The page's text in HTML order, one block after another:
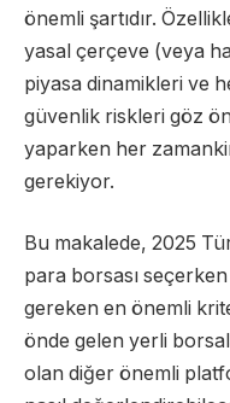
önemli şartıdır.
yasal çerçeve (veya
piyasa dinamikleri ve
güvenlik riskleri göz
yaparken her
gerekiyor.
Bu makalede, 2025
para borsası
gereken en önemli
önde gelen yerli
olan diğer önemli